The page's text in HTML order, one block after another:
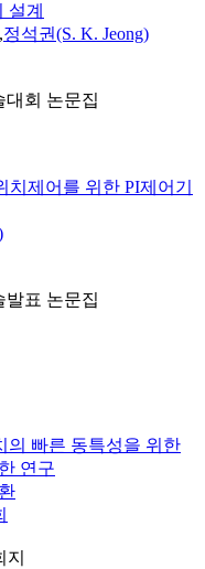
설계
,정석권(S. K. Jeong)
대회 논문집
제어를 위한 PI제어기
발표 논문집
의 빠른 동특성을 위한
연구